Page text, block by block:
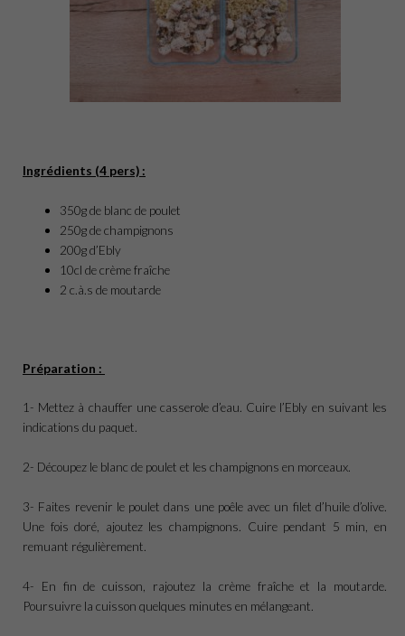
Ingrédients (4 pers) :
350g de blanc de poulet
250g de champignons
200g d’Ebly
10cl de crème fraîche
2 c.à.s de moutarde
Préparation :
1- Mettez à chauffer une casserole d’eau. Cuire l’Ebly en suivant les
indications du paquet.
2- Découpez le blanc de poulet et les champignons en morceaux.
3- Faites revenir le poulet dans une poêle avec un filet d’huile d’olive.
Une fois doré, ajoutez les champignons. Cuire pendant 5 min, en
remuant régulièrement.
4- En fin de cuisson, rajoutez la crème fraîche et la moutarde.
Poursuivre la cuisson quelques minutes en mélangeant.